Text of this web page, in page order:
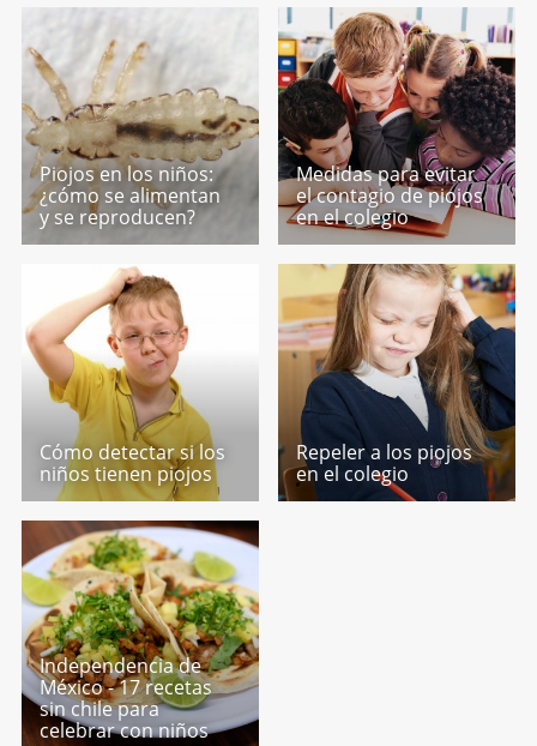
Piojos en los niños:
¿cómo se alimentan
y se reproducen?
Medidas para evitar
el contagio de piojos
en el colegio
Cómo detectar si los
niños tienen piojos
Repeler a los piojos
en el colegio
Independencia de
México - 17 recetas
sin chile para
celebrar con niños